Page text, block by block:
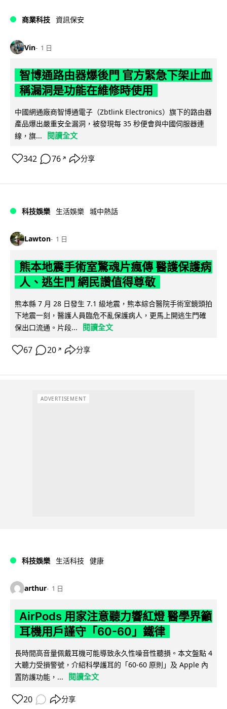
商業科技 資訊保安
Vin 1 日
智博通路由器爆後門 官方緊急下架止血
稱漏洞是功能在維修時使用
中國網通廠商智博通電子（Zbtlink Electronics）旗下的路由器
產品爆出嚴重安全漏洞，被發現每 35 秒便會與中國伺服器連
線，旗...
閱讀全文
342 76 ↗ 分享
科技娛樂 生活娛樂 城中熱話
Lawton 1 日
熊本地震手術室驚魂片瘋傳 醫護保護病
人、逃生門 網民讚值得尊敬
熊本縣 7 月 28 日發生 7.1 級地震，熊本綜合醫院手術室鏡頭拍
下地震一刻，醫護人員臨危不亂保護病人，更馬上開逃生門確
保出口流通。片段...
閱讀全文
67 20 ↗ 分享
ADVERTISEMENT
科技娛樂 生活科技 健康
arthur 1 日
AirPods 用家注意聽力響紅燈 醫學界籲
耳機用戶謹守「60-60」鐵律
長時間高音量佩戴耳機可能導致永久性噪音性聽損。本文盤點 4
大聽力受損警號，介紹科學護耳的「60-60 原則」及 Apple 內
置防護功能，...
閱讀全文
20 分享